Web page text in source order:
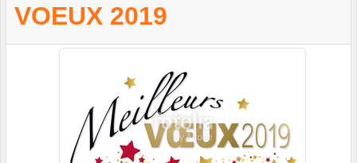
VOEUX 2019